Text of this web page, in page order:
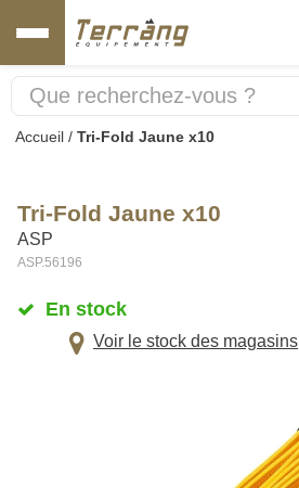
Accueil / Tri-Fold Jaune x10
Tri-Fold Jaune x10
ASP
ASP.56196
En stock
Voir le stock des magasins